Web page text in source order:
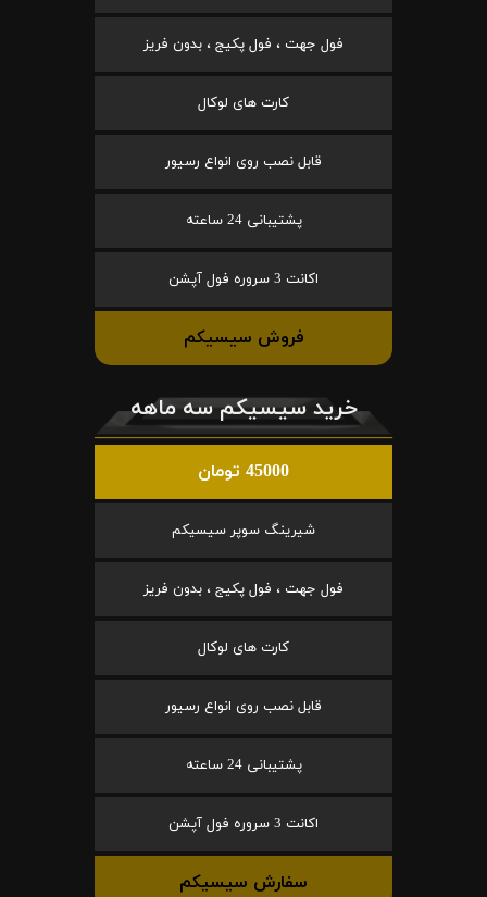
فول جهت ، فول پکیج ، بدون فریز
کارت های لوکال
قابل نصب روی انواع رسیور
پشتیبانی 24 ساعته
اکانت 3 سروره فول آپشن
فروش سیسیکم
خرید سیسیکم سه ماهه
45000 تومان
شیرینگ سوپر سیسیکم
فول جهت ، فول پکیج ، بدون فریز
کارت های لوکال
قابل نصب روی انواع رسیور
پشتیبانی 24 ساعته
اکانت 3 سروره فول آپشن
سفارش سیسیکم